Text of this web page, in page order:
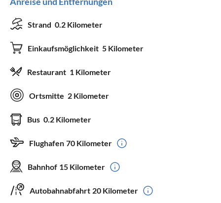
Strand 0.2 Kilometer
Einkaufsmöglichkeit 5 Kilometer
Restaurant 1 Kilometer
Ortsmitte 2 Kilometer
Bus 0.2 Kilometer
Flughafen 70 Kilometer
Bahnhof 15 Kilometer
Autobahnabfahrt 20 Kilometer